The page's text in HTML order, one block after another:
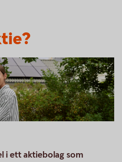
i ett aktiebolag som